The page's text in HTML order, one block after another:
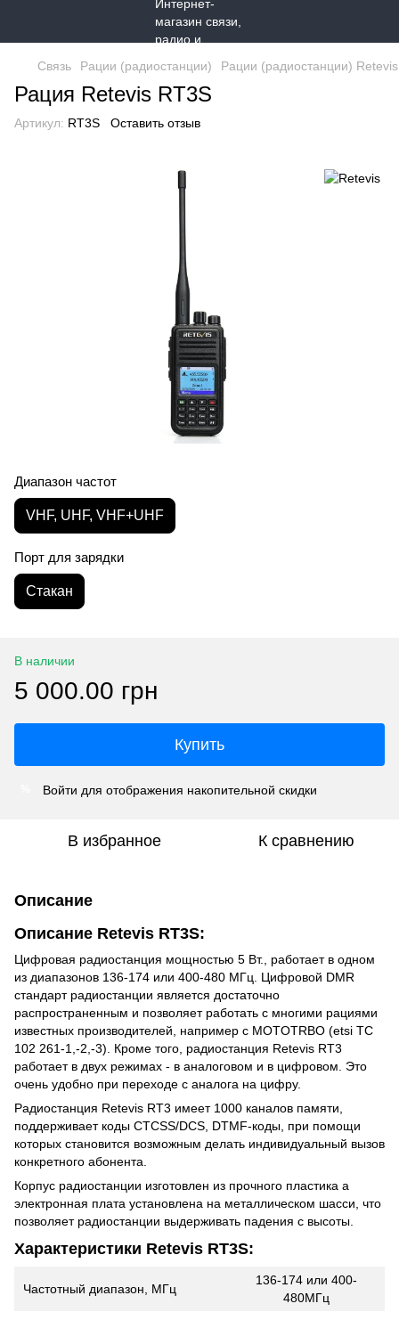
Связь Рации (радиостанции) Рации (радиостанции) Retevis
Рация Retevis RT3S
Артикул: RT3S Оставить отзыв
Диапазон частот
VHF, UHF, VHF+UHF
Порт для зарядки
Стакан
В наличии
5 000.00 грн
Купить
Войти для отображения накопительной скидки
В избранное К сравнению
Описание
Описание Retevis RT3S:
Цифровая радиостанция мощностью 5 Вт., работает в одном
из диапазонов 136-174 или 400-480 МГц. Цифровой DMR
стандарт радиостанции является достаточно
распространенным и позволяет работать с многими рациями
известных производителей, например с MOTOTRBO (etsi TC
102 261-1,-2,-3). Кроме того, радиостанция Retevis RT3
работает в двух режимах - в аналоговом и в цифровом. Это
очень удобно при переходе с аналога на цифру.
Радиостанция Retevis RT3 имеет 1000 каналов памяти,
поддерживает коды CTCSS/DCS, DTMF-коды, при помощи
которых становится возможным делать индивидуальный вызов
конкретного абонента.
Корпус радиостанции изготовлен из прочного пластика а
электронная плата установлена на металлическом шасси, что
позволяет радиостанции выдерживать падения с высоты.
Характеристики Retevis RT3S:
Частотный диапазон, МГц
136-174 или 400-
480МГц